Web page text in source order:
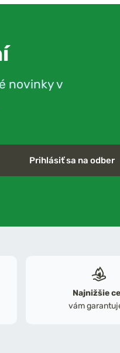
novinky v
Prihlásiť sa na odber
Najnižšie
vám